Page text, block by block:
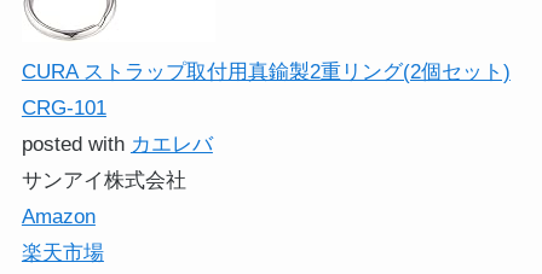
CURA ストラップ取付用真鍮製2重リング(2個セット)
CRG-101
posted with カエレバ
サンアイ株式会社
Amazon
楽天市場